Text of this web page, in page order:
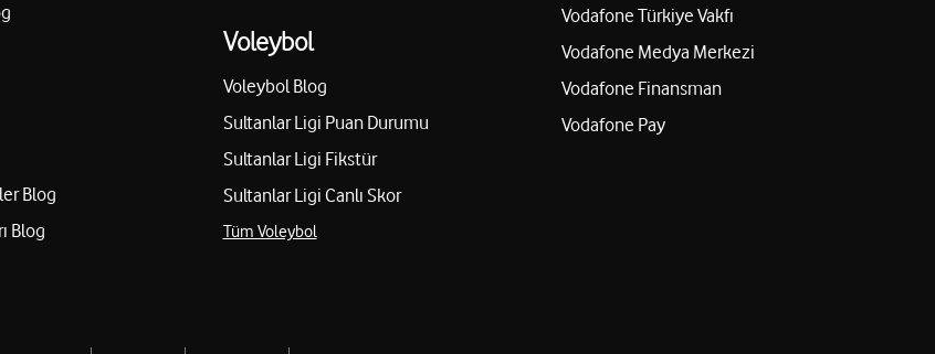
Blog
Blog
Voleybol
Voleybol Blog
Sultanlar Ligi Puan Durumu
Sultanlar Ligi Fikstür
Sultanlar Ligi Canlı Skor
Tüm Voleybol
Vodafone Türkiye Vakfı
Vodafone Medya Merkezi
Vodafone Finansman
Vodafone Pay